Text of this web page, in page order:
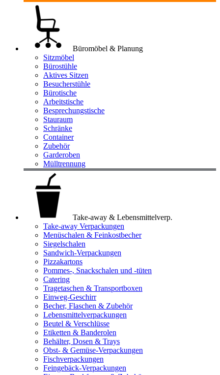
Büromöbel & Planung
Sitzmöbel
Bürostühle
Aktives Sitzen
Besucherstühle
Bürotische
Arbeitstische
Besprechungstische
Stauraum
Schränke
Container
Zubehör
Garderoben
Mülltrennung
Take-away & Lebensmittelverp.
Take-away Verpackungen
Menüschalen & Feinkostbecher
Siegelschalen
Sandwich-Verpackungen
Pizzakartons
Pommes-, Snackschalen und -tüten
Catering
Tragetaschen & Transportboxen
Einweg-Geschirr
Becher, Flaschen & Zubehör
Lebensmittelverpackungen
Beutel & Verschlüsse
Etiketten & Banderolen
Behälter, Dosen & Trays
Obst- & Gemüse-Verpackungen
Fischverpackungen
Feingebäck-Verpackungen